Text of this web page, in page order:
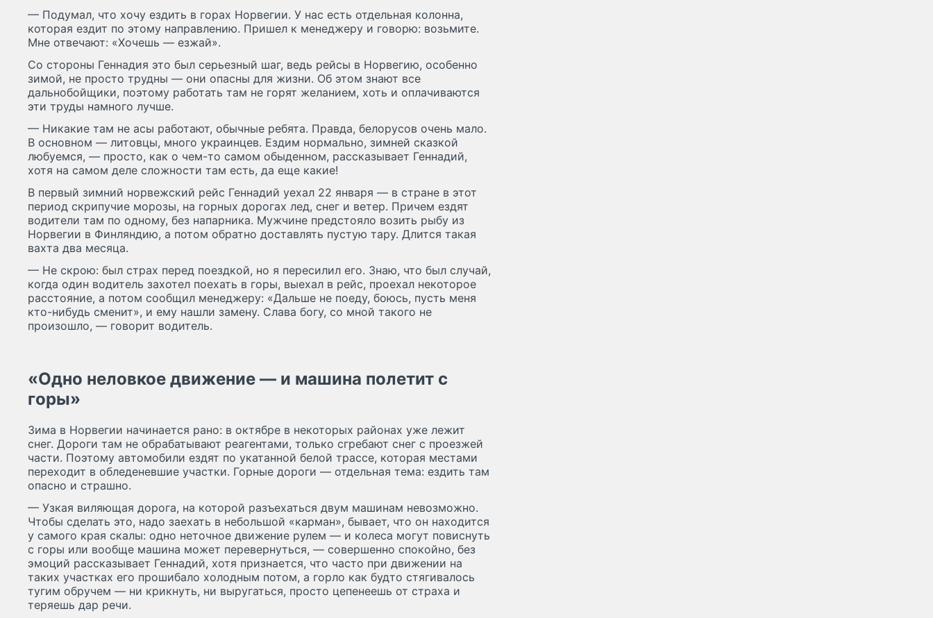
— Подумал, что хочу ездить в горах Норвегии. У нас есть отдельная колонна,
которая ездит по этому направлению. Пришел к менеджеру и говорю: возьмите.
Мне отвечают: «Хочешь — езжай».
Со стороны Геннадия это был серьезный шаг, ведь рейсы в Норвегию, особенно
зимой, не просто трудны — они опасны для жизни. Об этом знают все
дальнобойщики, поэтому работать там не горят желанием, хоть и оплачиваются
эти труды намного лучше.
— Никакие там не асы работают, обычные ребята. Правда, белорусов очень мало.
В основном — литовцы, много украинцев. Ездим нормально, зимней сказкой
любуемся, — просто, как о чем-то самом обыденном, рассказывает Геннадий,
хотя на самом деле сложности там есть, да еще какие!
В первый зимний норвежский рейс Геннадий уехал 22 января — в стране в этот
период скрипучие морозы, на горных дорогах лед, снег и ветер. Причем ездят
водители там по одному, без напарника. Мужчине предстояло возить рыбу из
Норвегии в Финляндию, а потом обратно доставлять пустую тару. Длится такая
вахта два месяца.
— Не скрою: был страх перед поездкой, но я пересилил его. Знаю, что был случай,
когда один водитель захотел поехать в горы, выехал в рейс, проехал некоторое
расстояние, а потом сообщил менеджеру: «Дальше не поеду, боюсь, пусть меня
кто-нибудь сменит», и ему нашли замену. Слава богу, со мной такого не
произошло, — говорит водитель.
«Одно неловкое движение — и машина полетит с
горы»
Зима в Норвегии начинается рано: в октябре в некоторых районах уже лежит
снег. Дороги там не обрабатывают реагентами, только сгребают снег с проезжей
части. Поэтому автомобили ездят по укатанной белой трассе, которая местами
переходит в обледеневшие участки. Горные дороги — отдельная тема: ездить там
опасно и страшно.
— Узкая виляющая дорога, на которой разъехаться двум машинам невозможно.
Чтобы сделать это, надо заехать в небольшой «карман», бывает, что он находится
у самого края скалы: одно неточное движение рулем — и колеса могут повиснуть
с горы или вообще машина может перевернуться, — совершенно спокойно, без
эмоций рассказывает Геннадий, хотя признается, что часто при движении на
таких участках его прошибало холодным потом, а горло как будто стягивалось
тугим обручем — ни крикнуть, ни выругаться, просто цепенеешь от страха и
теряешь дар речи.